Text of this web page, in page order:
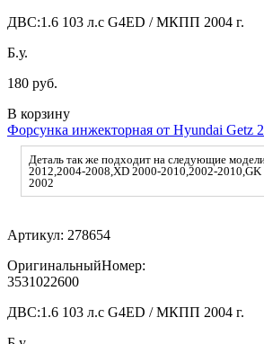
ДВС:1.6 103 л.с G4ED / МКПП 2004 г.
Б.у.
180 руб.
В корзину
Форсунка инжекторная от Hyundai Getz
Деталь так же подходит на следующие
2012,2004-2008,XD 2000-2010,2002-
2002
Артикул: 278654
ОригинальныйНомер:
3531022600
ДВС:1.6 103 л.с G4ED / МКПП 2004 г.